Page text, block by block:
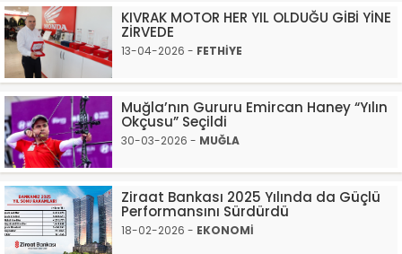
KIVRAK MOTOR HER YIL OLDUĞU GİBİ YİNE
ZİRVEDE
13-04-2026 - FETHİYE
Muğla’nın Gururu Emircan Haney “Yılın
Okçusu” Seçildi
30-03-2026 - MUĞLA
Ziraat Bankası 2025 Yılında da Güçlü
Performansını Sürdürdü
18-02-2026 - EKONOMİ